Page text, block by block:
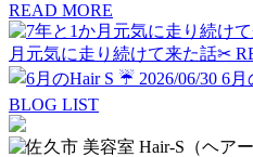
READ MORE
月元気に走り続けて来た話✂︎
2026/06/30 6月
BLOG LIST